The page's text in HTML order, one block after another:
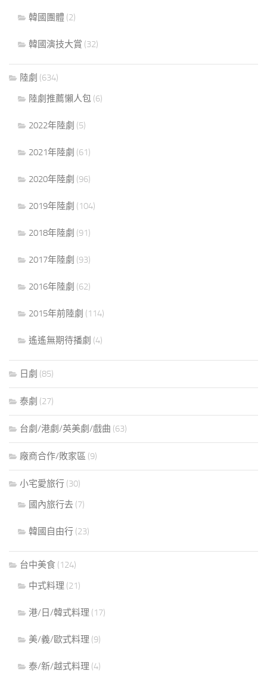
韓國團體 (2)
韓國演技大賞 (32)
陸劇 (634)
陸劇推薦懶人包 (6)
2022年陸劇 (5)
2021年陸劇 (61)
2020年陸劇 (96)
2019年陸劇 (104)
2018年陸劇 (91)
2017年陸劇 (93)
2016年陸劇 (62)
2015年前陸劇 (114)
遙遙無期待播劇 (4)
日劇 (85)
泰劇 (27)
台劇/港劇/英美劇/戲曲 (63)
廠商合作/敗家區 (9)
小宅愛旅行 (30)
國內旅行去 (7)
韓國自由行 (23)
台中美食 (124)
中式料理 (21)
港/日/韓式料理 (17)
美/義/歐式料理 (9)
泰/新/越式料理 (4)